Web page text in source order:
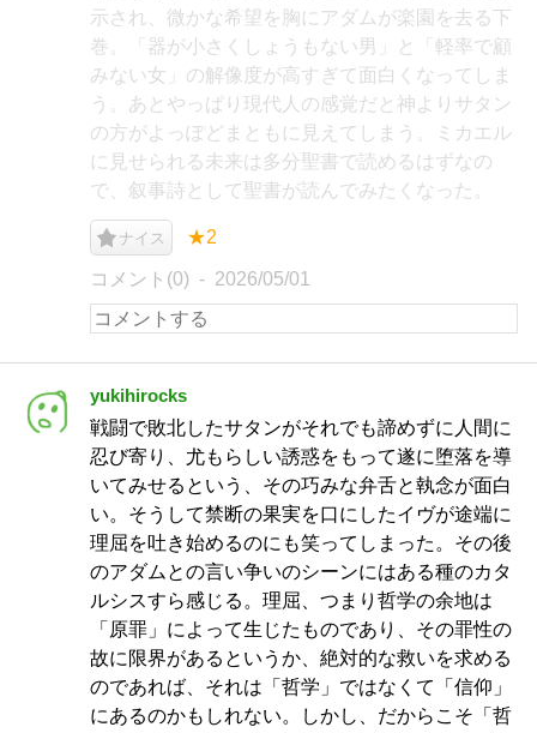
示され、微かな希望を胸にアダムが楽園を去る下
巻。「器が小さくしょうもない男」と「軽率で顧
みない女」の解像度が高すぎて面白くなってしま
う。あとやっぱり現代人の感覚だと神よりサタン
の方がよっぽどまともに見えてしまう。ミカエル
に見せられる未来は多分聖書で読めるはずなの
で、叙事詩として聖書が読んでみたくなった。
ナイス ★2
コメント(0) 2026/05/01
yukihirocks
戦闘で敗北したサタンがそれでも諦めずに人間に
忍び寄り、尤もらしい誘惑をもって遂に堕落を導
いてみせるという、その巧みな弁舌と執念が面白
い。そうして禁断の果実を口にしたイヴが途端に
理屈を吐き始めるのにも笑ってしまった。その後
のアダムとの言い争いのシーンにはある種のカタ
ルシスすら感じる。理屈、つまり哲学の余地は
「原罪」によって生じたものであり、その罪性の
故に限界があるというか、絶対的な救いを求める
のであれば、それは「哲学」ではなくて「信仰」
にあるのかもしれない。しかし、だからこそ「哲